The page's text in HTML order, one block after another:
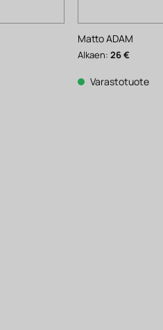
Matto ADAM
Alkaen:26€
Varastotuote